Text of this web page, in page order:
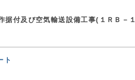
据付及び空気輸送設備工事(１ＲＢ－１
ト